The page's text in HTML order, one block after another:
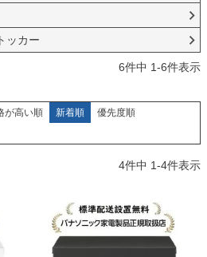
ッカー
6件中 1-6件表示
が高い順 新着順
優先度順
4件中 1-4件表示